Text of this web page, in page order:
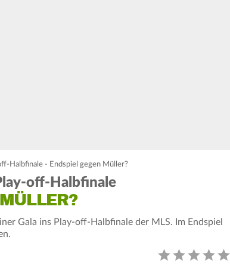
Halbfinale - Endspiel gegen Müller?
off-Halbfinale
Gala ins Play-off-Halbfinale der MLS. Im Endspiel